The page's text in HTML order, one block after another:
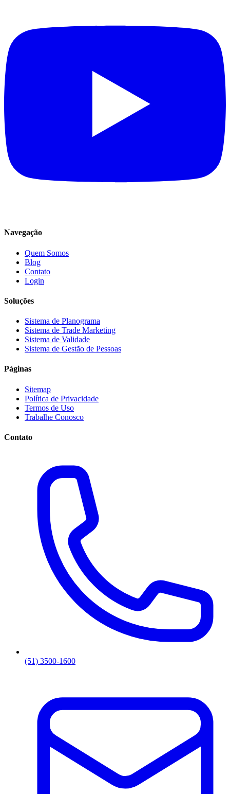
Navegação
Quem Somos
Blog
Contato
Login
Soluções
Sistema de Planograma
Sistema de Trade Marketing
Sistema de Validade
Sistema de Gestão de Pessoas
Páginas
Sitemap
Política de Privacidade
Termos de Uso
Trabalhe Conosco
Contato
(51) 3500-1600